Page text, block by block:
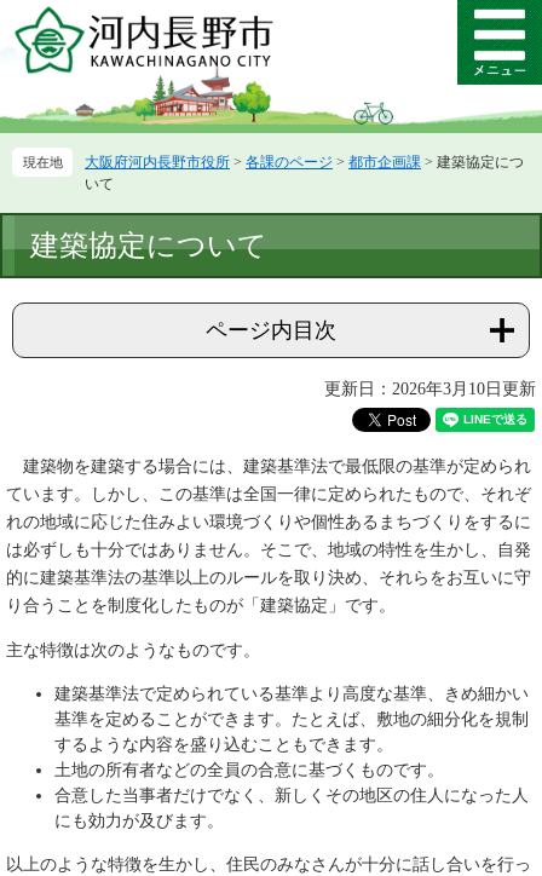
ー
先
ニ
を
て
メ
ニ
ー
大阪府河内長野市役所 > 各課のページ > 都市企画課 > 建築協定につ
いて
文
建築協定について
ページ内目次
更新日：2026年3月10日更新
建築物を建築する場合には、建築基準法で最低限の基準が定められ
ています。しかし、この基準は全国一律に定められたもので、それぞ
れの地域に応じた住みよい環境づくりや個性あるまちづくりをするに
は必ずしも十分ではありません。そこで、地域の特性を生かし、自発
的に建築基準法の基準以上のルールを取り決め、それらをお互いに守
り合うことを制度化したものが「建築協定」です。
主な特徴は次のようなものです。
建築基準法で定められている基準より高度な基準、きめ細かい
基準を定めることができます。たとえば、敷地の細分化を規制
するような内容を盛り込むこともできます。
土地の所有者などの全員の合意に基づくものです。
合意した当事者だけでなく、新しくその地区の住人になった人
にも効力が及びます。
以上のような特徴を生かし、住民のみなさんが十分に話し合いを行っ